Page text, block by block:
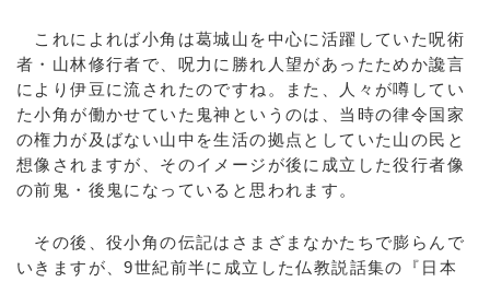
これによれば小角は葛城山を中心に活躍していた呪術
者・山林修行者で、呪力に勝れ人望があったためか讒言
により伊豆に流されたのですね。また、人々が噂してい
た小角が働かせていた鬼神というのは、当時の律令国家
の権力が及ばない山中を生活の拠点としていた山の民と
想像されますが、そのイメージが後に成立した役行者像
の前鬼・後鬼になっていると思われます。
その後、役小角の伝記はさまざまなかたちで膨らんで
いきますが、9世紀前半に成立した仏教説話集の『日本